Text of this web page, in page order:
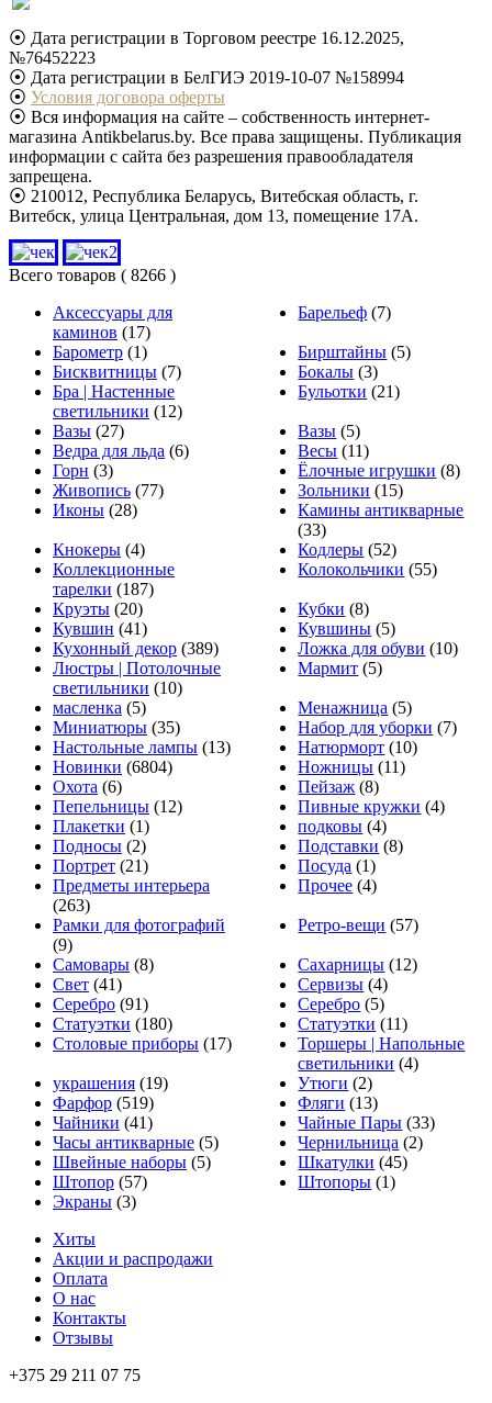
⦿ Дата регистрации в Торговом реестре 16.12.2025,
№76452223
⦿ Дата регистрации в БелГИЭ 2019-10-07 №158994
⦿ Условия договора оферты
⦿ Вся информация на сайте – собственность интернет-
магазина Antikbelarus.by. Все права защищены. Публикация
информации с сайта без разрешения правообладателя
запрещена.
⦿ 210012, Республика Беларусь, Витебская область, г.
Витебск, улица Центральная, дом 13, помещение 17А.
Всего товаров ( 8266 )
Аксессуары для
каминов (17)
Барельеф (7)
Барометр (1) Бирштайны (5)
Бисквитницы (7) Бокалы (3)
Бра | Настенные
светильники (12)
Бульотки (21)
Вазы (27) Вазы (5)
Ведра для льда (6) Весы (11)
Горн (3) Ёлочные игрушки (8)
Живопись (77) Зольники (15)
Иконы (28)
Камины антикварные
(33)
Кнокеры (4) Кодлеры (52)
Коллекционные
тарелки (187)
Колокольчики (55)
Круэты (20) Кубки (8)
Кувшин (41) Кувшины (5)
Кухонный декор (389) Ложка для обуви (10)
Люстры | Потолочные
светильники (10)
Мармит (5)
масленка (5) Менажница (5)
Миниатюры (35) Набор для уборки (7)
Настольные лампы (13) Натюрморт (10)
Новинки (6804) Ножницы (11)
Охота (6) Пейзаж (8)
Пепельницы (12) Пивные кружки (4)
Плакетки (1) подковы (4)
Подносы (2) Подставки (8)
Портрет (21) Посуда (1)
Предметы интерьера
(263)
Прочее (4)
Рамки для фотографий
(9)
Ретро-вещи (57)
Самовары (8) Сахарницы (12)
Свет (41) Сервизы (4)
Серебро (91) Серебро (5)
Статуэтки (180) Статуэтки (11)
Столовые приборы (17)
Торшеры | Напольные
светильники (4)
украшения (19) Утюги (2)
Фарфор (519) Фляги (13)
Чайники (41) Чайные Пары (33)
Часы антикварные (5) Чернильница (2)
Швейные наборы (5) Шкатулки (45)
Штопор (57) Штопоры (1)
Экраны (3)
Хиты
Акции и распродажи
Оплата
О нас
Контакты
Отзывы
+375 29 211 07 75